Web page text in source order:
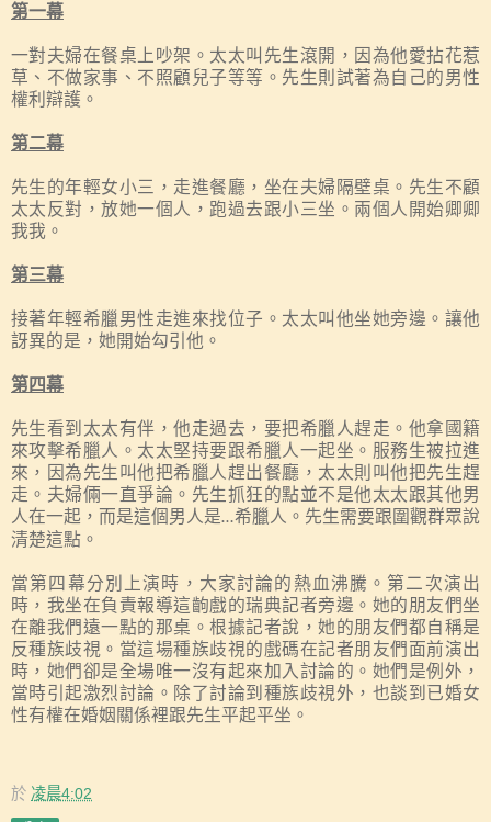
第一幕
一對夫婦在餐桌上吵架。太太叫先生滾開，因為他愛拈花惹
草、不做家事、不照顧兒子等等。先生則試著為自己的男性
權利辯護。
第二幕
先生的年輕女小三，走進餐廳，坐在夫婦隔壁桌。先生不顧
太太反對，放她一個人，跑過去跟小三坐。兩個人開始卿卿
我我。
第三幕
接著年輕希臘男性走進來找位子。太太叫他坐她旁邊。讓他
訝異的是，她開始勾引他。
第四幕
先生看到太太有伴，他走過去，要把希臘人趕走。他拿國籍
來攻擊希臘人。太太堅持要跟希臘人一起坐。服務生被拉進
來，因為先生叫他把希臘人趕出餐廳，太太則叫他把先生趕
走。夫婦倆一直爭論。先生抓狂的點並不是他太太跟其他男
人在一起，而是這個男人是…希臘人。先生需要跟圍觀群眾說
清楚這點。
當第四幕分別上演時，大家討論的熱血沸騰。第二次演出
時，我坐在負責報導這齣戲的瑞典記者旁邊。她的朋友們坐
在離我們遠一點的那桌。根據記者說，她的朋友們都自稱是
反種族歧視。當這場種族歧視的戲碼在記者朋友們面前演出
時，她們卻是全場唯一沒有起來加入討論的。她們是例外，
當時引起激烈討論。除了討論到種族歧視外，也談到已婚女
性有權在婚姻關係裡跟先生平起平坐。
於 凌晨4:02